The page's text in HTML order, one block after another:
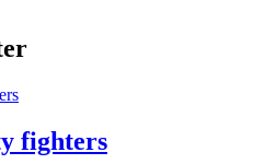
fighters